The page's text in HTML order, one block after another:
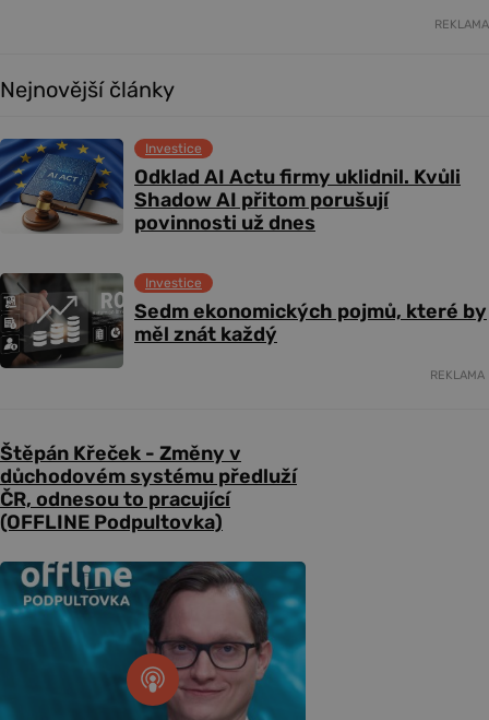
REKLAMA
Nejnovější články
Odklad AI Actu firmy uklidnil. Kvůli
Shadow AI přitom porušují
povinnosti už dnes
Investice
Sedm ekonomických pojmů, které by
měl znát každý
Investice
REKLAMA
Štěpán Křeček - Změny v
důchodovém systému předluží
ČR, odnesou to pracující
(OFFLINE Podpultovka)